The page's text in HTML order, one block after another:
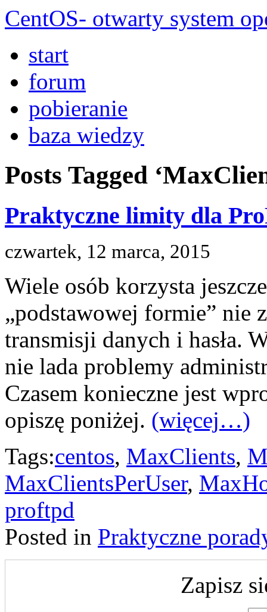
CentOS- otwarty system
start
forum
pobieranie
baza wiedzy
Posts Tagged
Praktyczne limity dla
czwartek, 12 marca, 2015
Wiele osób korzysta
„podstawowej formie” nie
transmisji danych i hasła.
nie lada problemy
Czasem konieczne jest
opiszę poniżej. (więcej…)
Tags:centos, MaxClients,
MaxClientsPerUser,
proftpd
Posted in Praktyczne
Zapisz